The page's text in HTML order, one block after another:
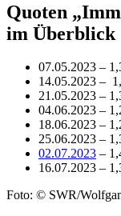
Quoten
im Überblick
07.05.2023 –
14.05.2023 –
21.05.2023 –
04.06.2023 –
18.06.2023 –
25.06.2023 –
02.07.2023 –
16.07.2023 –
Foto: © SWR/